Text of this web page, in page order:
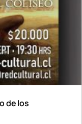
de los